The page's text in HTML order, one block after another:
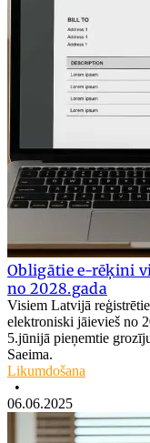
Obligātie e-rēķini
no 2028.gada
Visiem Latvijā
elektroniski jāievieš no
5.jūnijā pieņemtie
Saeima.
Likumdošana
•
06.06.2025